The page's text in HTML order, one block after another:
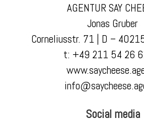
AGENTUR SAY
Jonas Gruber
Corneliusstr. 71 | D –
t: +49 211 54 26
Social media